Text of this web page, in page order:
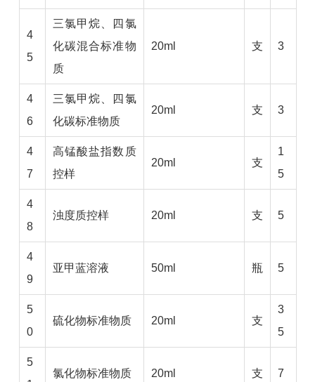
4
5
三氯甲烷、四氯
化碳混合标准物
质
20ml 支 3
4
6
三氯甲烷、四氯
化碳标准物质
20ml 支 3
4
7
高锰酸盐指数质
控样
20ml 支
1
5
4
8
浊度质控样 20ml 支 5
4
9
亚甲蓝溶液 50ml 瓶 5
5
0
硫化物标准物质 20ml 支
3
5
5
氯化物标准物质 20ml 支 7